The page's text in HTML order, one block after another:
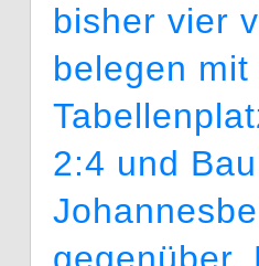
bisher vier
belegen
2:4 und